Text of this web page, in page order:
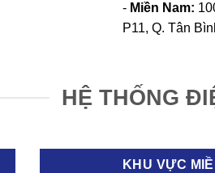
- Miền Nam:
P11, Q. Tân
HỆ THỐNG
KHU VỰC